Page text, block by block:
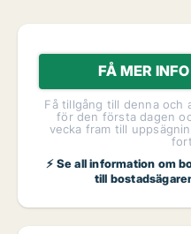
FÅ MER
Få tillgång till denna och
för den första dagen
vecka fram till
⚡ Se all information om
till